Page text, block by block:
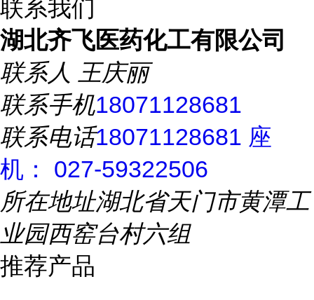
联系我们
湖北齐飞医药化工有限公司
联系人 王庆丽
联系手机18071128681
联系电话18071128681 座
机： 027-59322506
所在地址湖北省天门市黄潭工
业园西窑台村六组
推荐产品